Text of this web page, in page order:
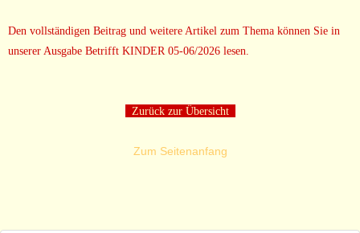
Den vollständigen Beitrag und weitere Artikel zum Thema können Sie in
unserer Ausgabe Betrifft KINDER 05-06/2026 lesen.
Zurück zur Übersicht
Zum Seitenanfang